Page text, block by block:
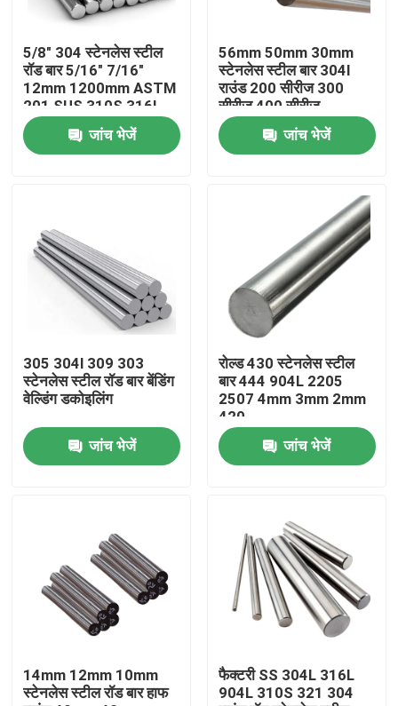
उत्पादों
हमारे बारे में
एक उद्धरण का अनुरोध करें
स्टेनलेस स्टील मिश्र धातु
स्टेनलेस स्टील प्लेट शीट
5/8" 304 स्टेनलेस स्टील
रॉड बार 5/16" 7/16"
12mm 1200mm ASTM
201 SUS 310S 316L
410 316
जांच भेजें
56mm 50mm 30mm
स्टेनलेस स्टील बार 304l
राउंड 200 सीरीज 300
सीरीज 400 सीरीज
जांच भेजें
305 304l 309 303
स्टेनलेस स्टील रॉड बार बेंडिंग
वेल्डिंग डकोइलिंग
जांच भेजें
रोल्ड 430 स्टेनलेस स्टील
बार 444 904L 2205
2507 4mm 3mm 2mm
420
जांच भेजें
14mm 12mm 10mm
स्टेनलेस स्टील रॉड बार हाफ
फैक्टरी SS 304L 316L
904L 310S 321 304